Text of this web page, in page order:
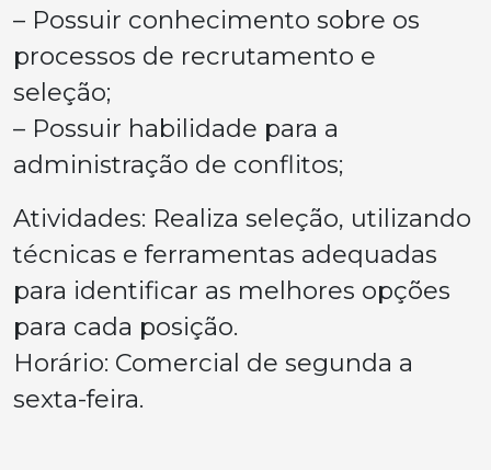
– Possuir conhecimento sobre os
processos de recrutamento e
seleção;
– Possuir habilidade para a
administração de conflitos;
Atividades: Realiza seleção, utilizando
técnicas e ferramentas adequadas
para identificar as melhores opções
para cada posição.
Horário: Comercial de segunda a
sexta-feira.